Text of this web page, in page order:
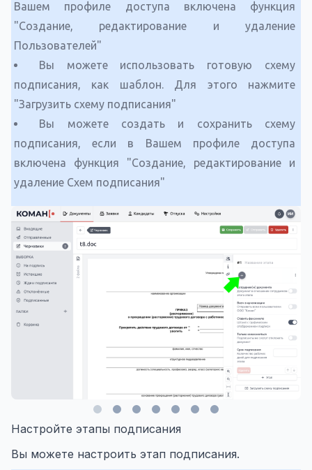
Вашем профиле доступа включена функция
"Создание, редактирование и удаление
Пользователей"
Вы можете использовать готовую схему
подписания, как шаблон. Для этого нажмите
"Загрузить схему подписания"
Вы можете создать и сохранить схему
подписания, если в Вашем профиле доступа
включена функция "Создание, редактирование и
удаление Схем подписания"
Настройте этапы подписания
Вы можете настроить этап подписания.